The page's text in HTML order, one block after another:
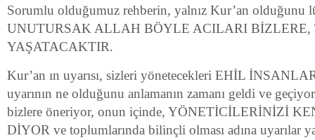
Sorumlu olduğumuz rehberin, yalnız Kur’an olduğunu
UNUTURSAK ALLAH BÖYLE ACILARI BİZLERE,
YAŞATACAKTIR.
Kur’an ın uyarısı, sizleri yönetecekleri EHİL
uyarının ne olduğunu anlamanın zamanı geldi ve
bizlere öneriyor, onun içinde, YÖNETİCİLERİNİZİ
DİYOR ve toplumlarında bilinçli olması adına uyarılar